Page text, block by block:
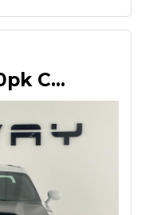
Demon 2.3SEC 840pk Collector